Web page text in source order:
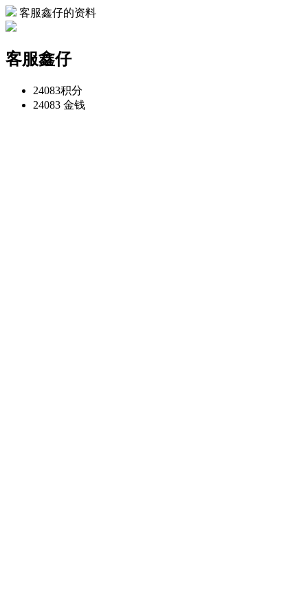
客服鑫仔的资料
客服鑫仔
24083积分
24083 金钱